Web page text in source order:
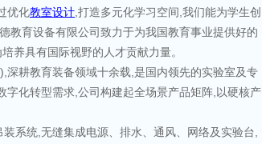
优化教室设计 ,打造多元化学习空间,我们能为学生创
教育设备有限公司致力于为我国教育事业提供好的
养具有国际视野的人才贡献力量。
耕教育装备领域十余载,是国内领先的实验室及专
化转型需求,公司构建起全场景产品矩阵,以硬核产
系统,无缝集成电源、排水、通风、网络及实验台,